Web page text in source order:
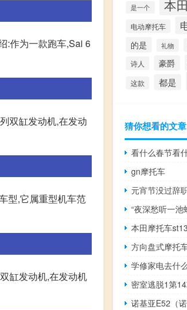
:作为一款跑车,Sai 6
双缸发动机,在发动
型,它属重型机车范
缸发动机,在发动机
是一个 本田
电动摩托车
的是 礼物
诗人
豪爵
这款 都是
猜你想看的文章
看什么春节看
gn摩托车
元宵节没过辞
“夜深愁听一池
本田摩托车
方向盘式摩托
学修家电去什
密室逃脱1第
诺基亚E52（